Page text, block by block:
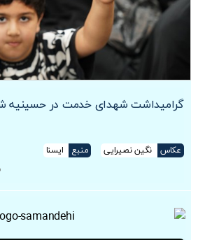
گرامیداشت شهدای خدمت در حسینیه
عکاس نگین نصیرایی منبع
ایسنا